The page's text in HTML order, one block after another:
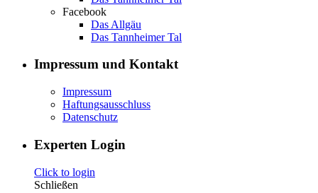
Facebook
Das Allgäu
Das Tannheimer Tal
Impressum und Kontakt
Impressum
Haftungsausschluss
Datenschutz
Experten Login
Click to login
Schließen